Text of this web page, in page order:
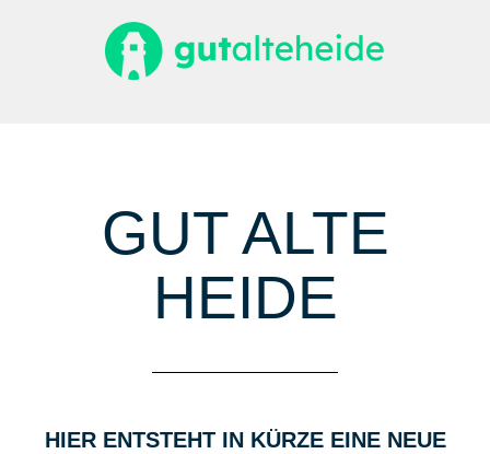
GUT ALTE
HEIDE
HIER ENTSTEHT IN KÜRZE EINE NEUE